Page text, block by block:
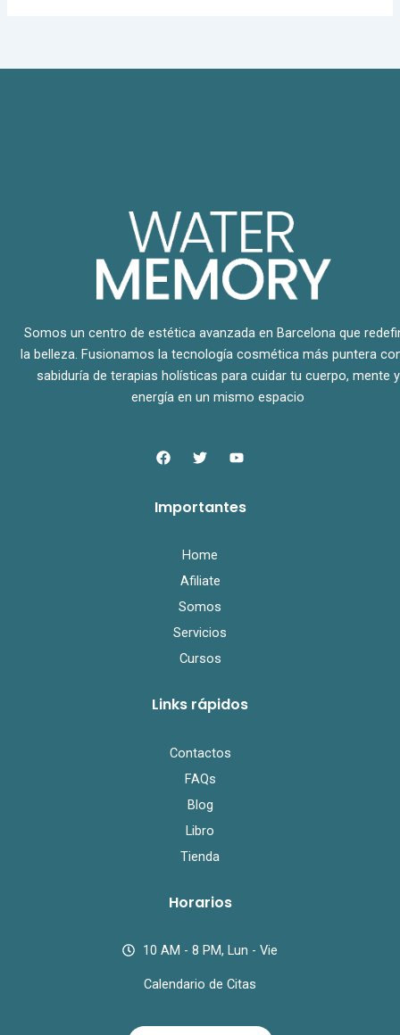
Somos un centro de estética avanzada en Barcelona que
la belleza. Fusionamos la tecnología cosmética más puntera
sabiduría de terapias holísticas para cuidar tu cuerpo, mente y
energía en un mismo espacio
F
a
b
T
w
t
Y
o
u
Importantes
Home
Afiliate
Somos
Servicios
Cursos
Links rápidos
Contactos
FAQs
Blog
Libro
Tienda
Horarios
10 AM - 8 PM, Lun - Vie
Calendario de Citas